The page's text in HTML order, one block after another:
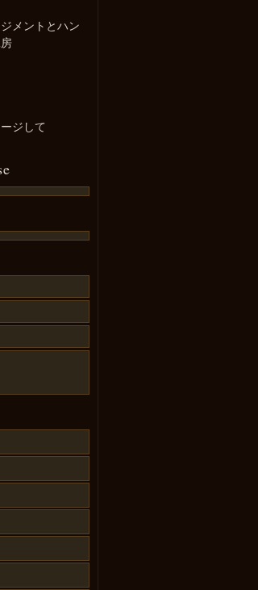
メントとハン
ジして